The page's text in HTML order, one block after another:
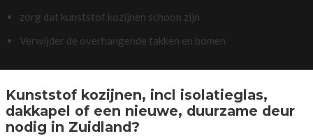
zorg dat kunststof kozijnen schoon zijn
Verwijder de overhangende takken en bomen
Kunststof kozijnen, incl isolatieglas,
dakkapel of een nieuwe, duurzame deur
nodig in Zuidland?